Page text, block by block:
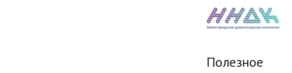
Полезное